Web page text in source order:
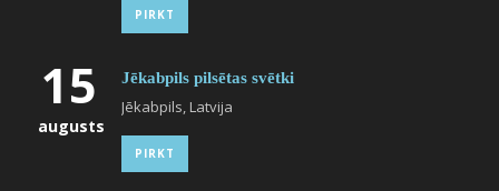
PIRKT
15
augusts
Jēkabpils pilsētas svētki
Jēkabpils, Latvija
PIRKT